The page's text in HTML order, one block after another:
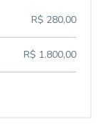
R$ 280,00
R$ 1.800,00